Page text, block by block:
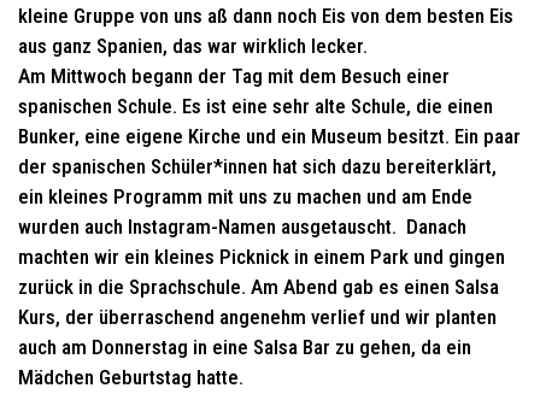
kleine Gruppe von uns aß dann noch Eis von dem besten Eis
aus ganz Spanien, das war wirklich lecker.
Am Mittwoch begann der Tag mit dem Besuch einer
spanischen Schule. Es ist eine sehr alte Schule, die einen
Bunker, eine eigene Kirche und ein Museum besitzt. Ein paar
der spanischen Schüler*innen hat sich dazu bereiterklärt,
ein kleines Programm mit uns zu machen und am Ende
wurden auch Instagram-Namen ausgetauscht. Danach
machten wir ein kleines Picknick in einem Park und gingen
zurück in die Sprachschule. Am Abend gab es einen Salsa
Kurs, der überraschend angenehm verlief und wir planten
auch am Donnerstag in eine Salsa Bar zu gehen, da ein
Mädchen Geburtstag hatte.